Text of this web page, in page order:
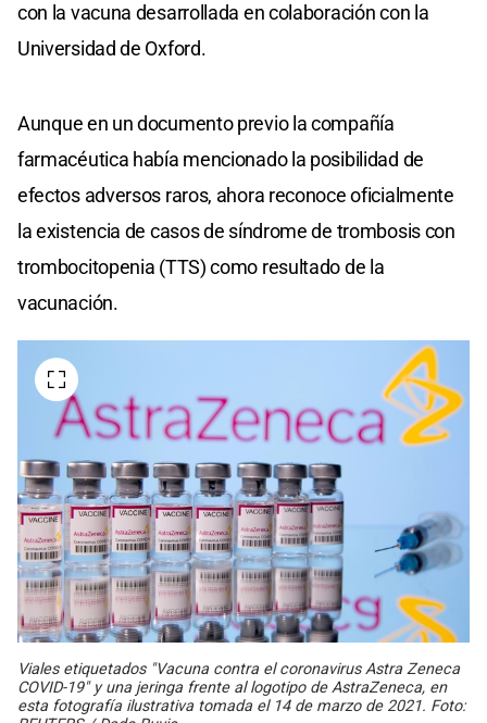
con la vacuna desarrollada en colaboración con la
Universidad de Oxford.
Aunque en un documento previo la compañía
farmacéutica había mencionado la posibilidad de
efectos adversos raros, ahora reconoce oficialmente
la existencia de casos de síndrome de trombosis con
trombocitopenia (TTS) como resultado de la
vacunación.
Viales etiquetados "Vacuna contra el coronavirus Astra Zeneca
COVID-19" y una jeringa frente al logotipo de AstraZeneca, en
esta fotografía ilustrativa tomada el 14 de marzo de 2021. Foto: